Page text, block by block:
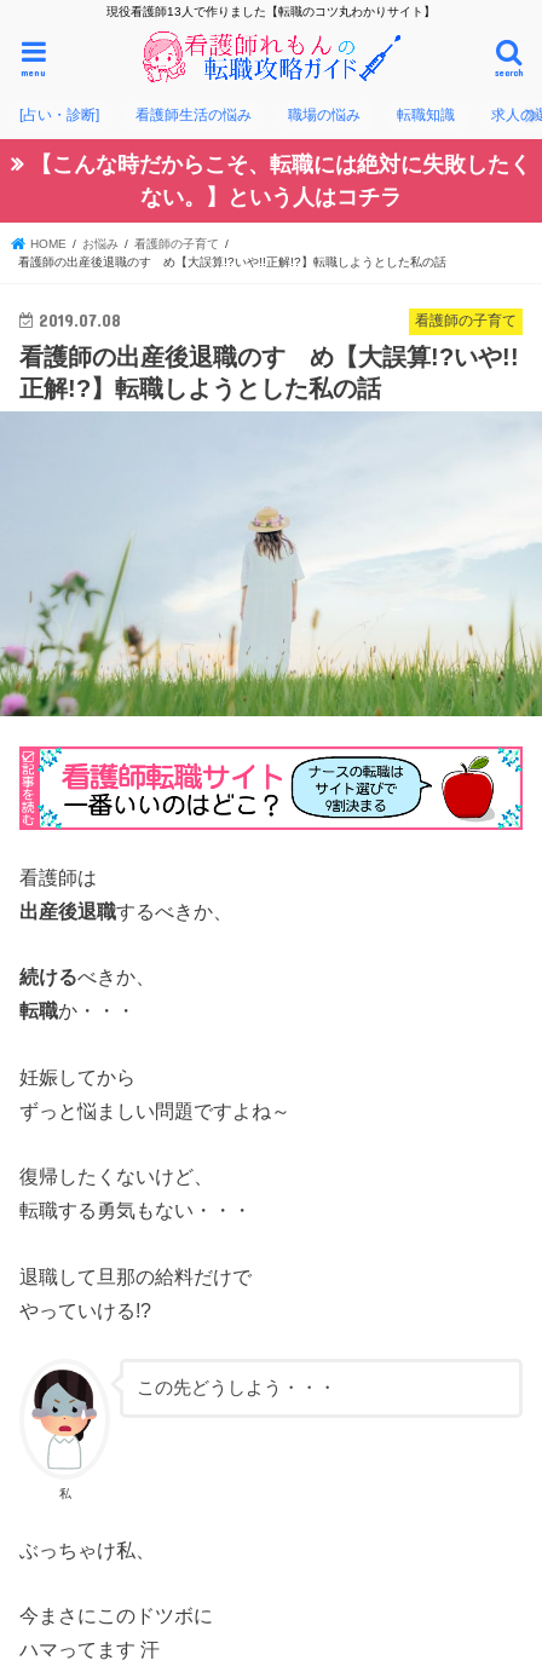
現役看護師13人で作りました【転職のコツ丸わかりサイト】
search
menu
[占い・診断] 看護師生活の悩み 職場の悩み 転職知識 求人の
【こんな時だからこそ、転職には絶対に失敗したく
ない。】という人はコチラ
HOME お悩み
看護師の子育て
看護師の出産後退職のすゝめ【大誤算!?いや!!正解!?】転職しようとした私の話
看護師の子育て
2019.07.08
看護師の出産後退職のすゝめ【大誤算!?いや!!
正解!?】転職しようとした私の話
看護師は
出産後退職するべきか、
続けるべきか、
転職か・・・
妊娠してから
ずっと悩ましい問題ですよね～
復帰したくないけど、
転職する勇気もない・・・
退職して旦那の給料だけで
やっていける!?
私
この先どうしよう・・・
ぶっちゃけ私、
今まさにこのドツボに
ハマってます 汗